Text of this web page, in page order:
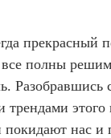
прекрасный
полны
нас и